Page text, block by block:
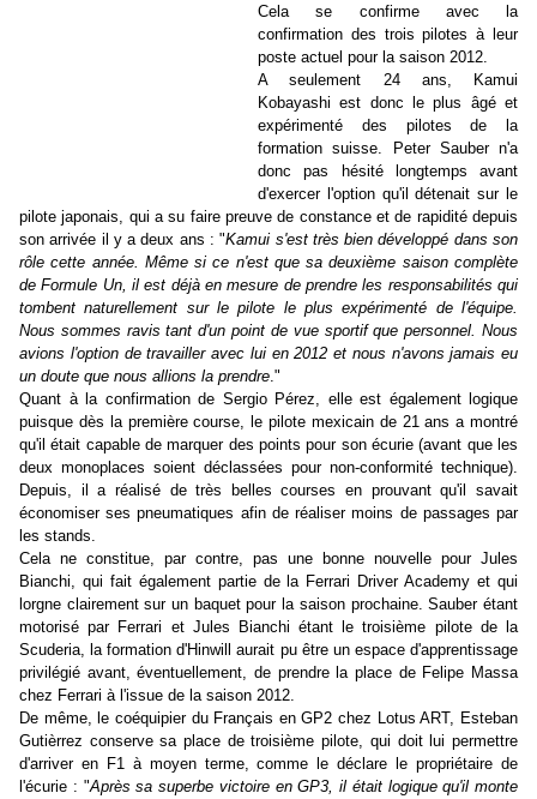
Cela se confirme avec la
confirmation des trois pilotes à leur
poste actuel pour la saison 2012.
A seulement 24 ans, Kamui
Kobayashi est donc le plus âgé et
expérimenté des pilotes de la
formation suisse. Peter Sauber n'a
donc pas hésité longtemps avant
d'exercer l'option qu'il détenait sur le
pilote japonais, qui a su faire preuve de constance et de rapidité depuis
son arrivée il y a deux ans : "Kamui s'est très bien développé dans son
rôle cette année. Même si ce n'est que sa deuxième saison complète
de Formule Un, il est déjà en mesure de prendre les responsabilités qui
tombent naturellement sur le pilote le plus expérimenté de l'équipe.
Nous sommes ravis tant d'un point de vue sportif que personnel. Nous
avions l'option de travailler avec lui en 2012 et nous n'avons jamais eu
un doute que nous allions la prendre."
Quant à la confirmation de Sergio Pérez, elle est également logique
puisque dès la première course, le pilote mexicain de 21 ans a montré
qu'il était capable de marquer des points pour son écurie (avant que les
deux monoplaces soient déclassées pour non-conformité technique).
Depuis, il a réalisé de très belles courses en prouvant qu'il savait
économiser ses pneumatiques afin de réaliser moins de passages par
les stands.
Cela ne constitue, par contre, pas une bonne nouvelle pour Jules
Bianchi, qui fait également partie de la Ferrari Driver Academy et qui
lorgne clairement sur un baquet pour la saison prochaine. Sauber étant
motorisé par Ferrari et Jules Bianchi étant le troisième pilote de la
Scuderia, la formation d'Hinwill aurait pu être un espace d'apprentissage
privilégié avant, éventuellement, de prendre la place de Felipe Massa
chez Ferrari à l'issue de la saison 2012.
De même, le coéquipier du Français en GP2 chez Lotus ART, Esteban
Gutièrrez conserve sa place de troisième pilote, qui doit lui permettre
d'arriver en F1 à moyen terme, comme le déclare le propriétaire de
l'écurie : "Après sa superbe victoire en GP3, il était logique qu'il monte